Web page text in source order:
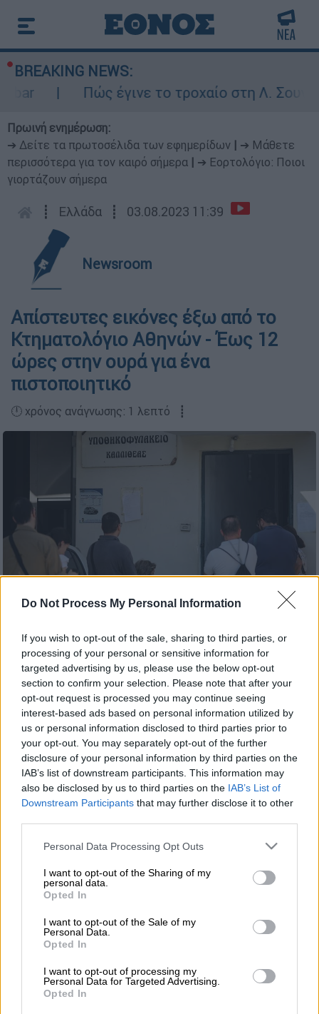
Do Not Process My Personal Information
If you wish to opt-out of the sale, sharing to third parties, or
processing of your personal or sensitive information for
targeted advertising by us, please use the below opt-out
section to confirm your selection. Please note that after your
opt-out request is processed you may continue seeing
interest-based ads based on personal information utilized by
us or personal information disclosed to third parties prior to
your opt-out. You may separately opt-out of the further
disclosure of your personal information by third parties on the
IAB’s list of downstream participants. This information may
also be disclosed by us to third parties on the IAB’s List of
Downstream Participants that may further disclose it to other
Please note that this website/app uses one or more Google
not limited to your visit or usage behaviour. You may click to
grant or deny consent to Google and its third-party tags to
use your data for below specified purposes in below Google
consent section.
Personal Data Processing Opt Outs
I want to opt-out of the Sharing of my
personal data.
Opted In
I want to opt-out of the Sale of my
Personal Data.
Opted In
I want to opt-out of processing my
Personal Data for Targeted Advertising.
Opted In
BREAKING NEWS:
Πώς έγινε το τροχαίο στη Λ.
Πρωινή ενημέρωση:
➔ Δείτε τα πρωτοσέλιδα των εφημερίδων
➔ Μάθετε
περισσότερα για τον καιρό σήμερα
➔ Εορτολόγιο: Ποιοι
γιορτάζουν σήμερα
┋ Ελλάδα ┋ 03.08.2023 11:39
Newsroom
Απίστευτες εικόνες έξω από το
Κτηματολόγιο Αθηνών - Έως 12
ώρες στην ουρά για ένα
πιστοποιητικό
🕛 χρόνος ανάγνωσης: 1 λεπτό ┋
Ουρές έξω από το Κτηματολόγιο Καλλιθέας (Φωτογραφία
Προσθέστε το ΕΘΝΟΣ στη Google
Δεν έχουν τέλος οι ουρές έξω από το
ΚτηματολόγιοΑθηνώνόπου πολίτες
στήνονται στην ουρά από ταξημερώματα
και από το βράδυ της προηγούμενης ημέρας
για να πάρουνχαρτάκιγια να εξυπηρετηθούν
καθώς αρκετέςακόμη υπηρεσίες δεν έχουν
ψηφιοποιηθεί.
Ελλάδα|28.07.2023 06:14
Κτηματολόγιο: Τελευταία ευκαιρία
έως το τέλος του έτους για δηλώσεις
χωρίς πρόστιμα - Πότε πρέπει να
πληρώσουν όσοι τις αμέλησαν